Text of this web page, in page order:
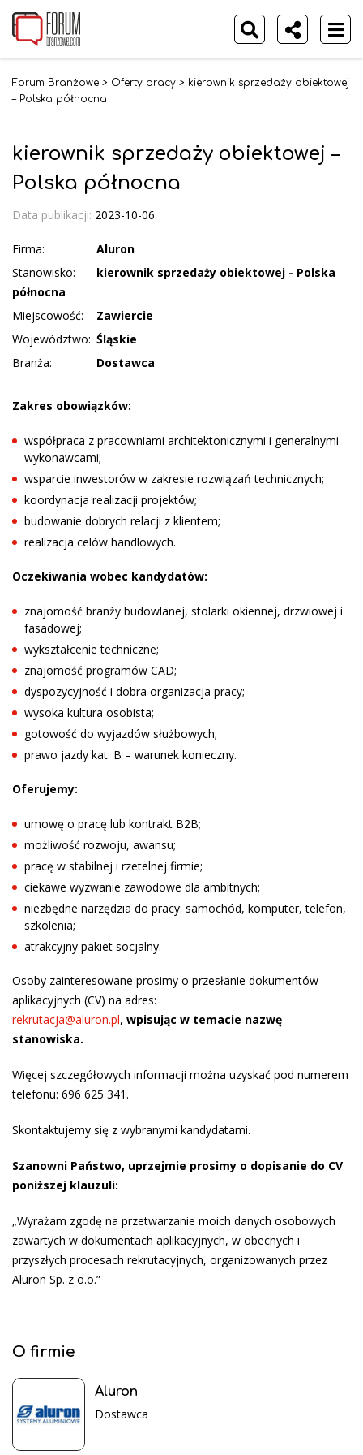
Forum Branżowe > Oferty pracy > kierownik sprzedaży obiektowej
– Polska północna
kierownik sprzedaży obiektowej –
Polska północna
Data publikacji: 2023-10-06
Firma:
Aluron
Stanowisko:
kierownik sprzedaży obiektowej - Polska
północna
Miejscowość:
Zawiercie
Województwo: Śląskie
Branża:
Dostawca
Zakres obowiązków:
współpraca z pracowniami architektonicznymi i generalnymi
wykonawcami;
wsparcie inwestorów w zakresie rozwiązań technicznych;
koordynacja realizacji projektów;
budowanie dobrych relacji z klientem;
realizacja celów handlowych.
Oczekiwania wobec kandydatów:
znajomość branży budowlanej, stolarki okiennej, drzwiowej i
fasadowej;
wykształcenie techniczne;
znajomość programów CAD;
dyspozycyjność i dobra organizacja pracy;
wysoka kultura osobista;
gotowość do wyjazdów służbowych;
prawo jazdy kat. B – warunek konieczny.
Oferujemy:
umowę o pracę lub kontrakt B2B;
możliwość rozwoju, awansu;
pracę w stabilnej i rzetelnej firmie;
ciekawe wyzwanie zawodowe dla ambitnych;
niezbędne narzędzia do pracy: samochód, komputer, telefon,
szkolenia;
atrakcyjny pakiet socjalny.
Osoby zainteresowane prosimy o przesłanie dokumentów
aplikacyjnych (CV) na adres:
rekrutacja@aluron.pl, wpisując w temacie nazwę
stanowiska.
Więcej szczegółowych informacji można uzyskać pod numerem
telefonu: 696 625 341.
Skontaktujemy się z wybranymi kandydatami.
Szanowni Państwo, uprzejmie prosimy o dopisanie do CV
poniższej klauzuli:
„Wyrażam zgodę na przetwarzanie moich danych osobowych
zawartych w dokumentach aplikacyjnych, w obecnych i
przyszłych procesach rekrutacyjnych, organizowanych przez
Aluron Sp. z o.o.”
O firmie
Aluron
Dostawca